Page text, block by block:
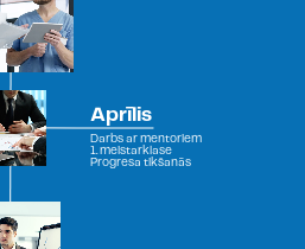
Aprīlis
Darbs ar mentoriem
1. meistarklase
Progresa tikšanās